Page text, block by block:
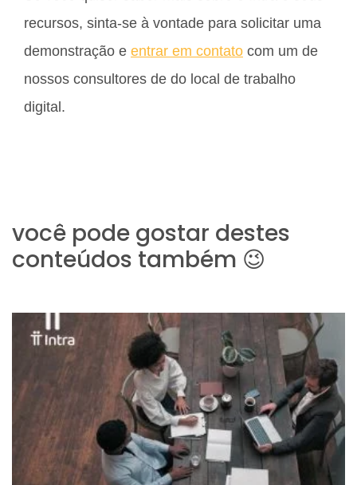
recursos, sinta-se à vontade para solicitar uma
demonstração e entrar em contato com um de
nossos consultores de do local de trabalho
digital.
você pode gostar destes
conteúdos também 😉